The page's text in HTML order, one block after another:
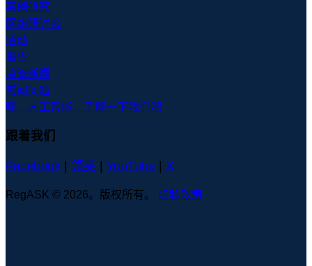
案例研究
网络研讨会
活动
报告
监管新闻
常问问题
嘿，人工智能，了解一下我们吧
跟着我们
Facebook | 领英 | YouTube | X
RegASK © 2026。版权所有。 隐私政策